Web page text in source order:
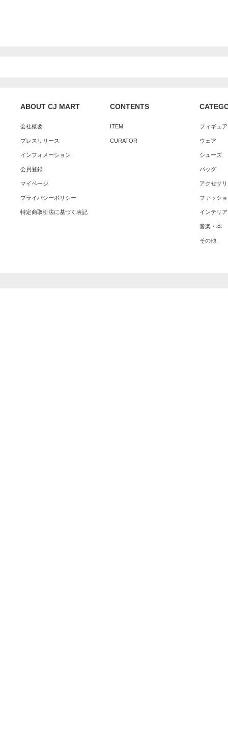
ABOUT CJ MART
会社概要
プレスリリース
インフォメーション
会員登録
マイページ
プライバシーポリシー
特定商取引法に基づく表記
CONTENTS
ITEM
CURATOR
フィギュ
ウェア
シューズ
バッグ
アクセサ
ファッシ
インテリア
音楽・本
その他